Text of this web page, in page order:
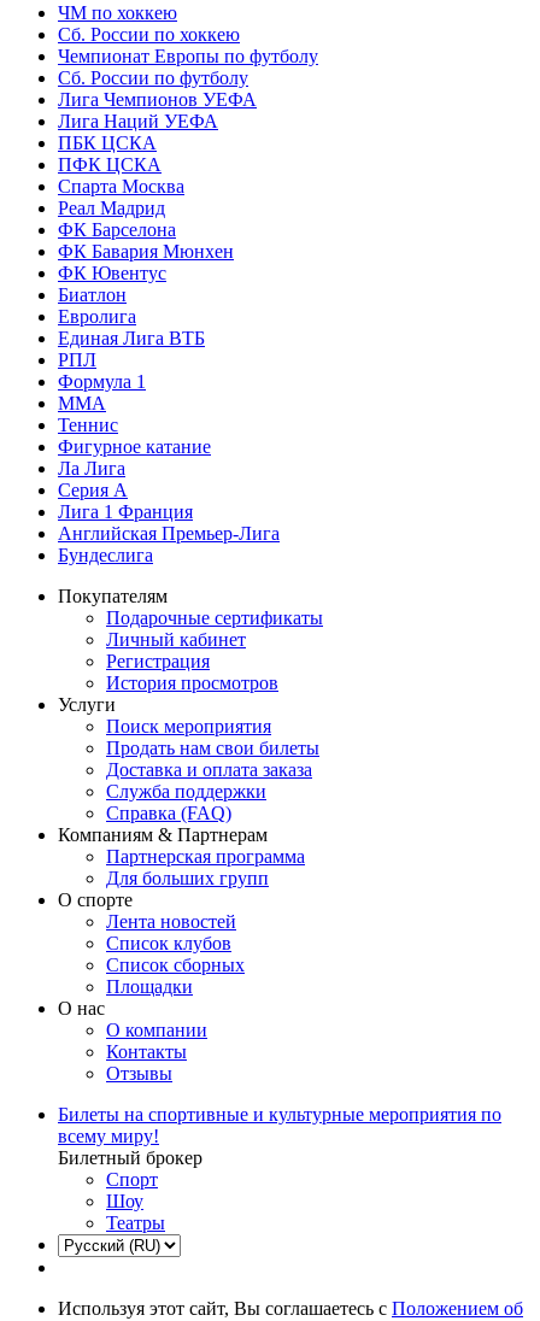
ЧМ по хоккею
Сб. России по хоккею
Чемпионат Европы по футболу
Сб. России по футболу
Лига Чемпионов УЕФА
Лига Наций УЕФА
ПБК ЦСКА
ПФК ЦСКА
Спарта Москва
Реал Мадрид
ФК Барселона
ФК Бавария Мюнхен
ФК Ювентус
Биатлон
Евролига
Единая Лига ВТБ
РПЛ
Формула 1
MMA
Теннис
Фигурное катание
Ла Лига
Серия А
Лига 1 Франция
Английская Премьер-Лига
Бундеслига
Покупателям
Подарочные сертификаты
Личный кабинет
Регистрация
История просмотров
Услуги
Поиск мероприятия
Продать нам свои билеты
Доставка и оплата заказа
Служба поддержки
Справка (FAQ)
Компаниям & Партнерам
Партнерская программа
Для больших групп
О спорте
Лента новостей
Список клубов
Список сборных
Площадки
О нас
О компании
Контакты
Отзывы
Билеты на спортивные и культурные мероприятия по
всему миру!
Билетный брокер
Спорт
Шоу
Театры
Используя этот сайт, Вы соглашаетесь с Положением об